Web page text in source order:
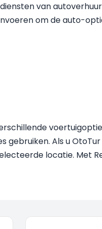
van
om de auto-
Als u
locatie. Met